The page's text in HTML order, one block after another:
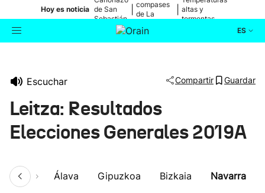
Hoy es noticia de San
Sebastián
compases
de La
altas y
tormentas
ES
Escuchar Compartir Guardar
Leitza: Resultados
Elecciones Generales 2019A
Álava Gipuzkoa Bizkaia Navarra